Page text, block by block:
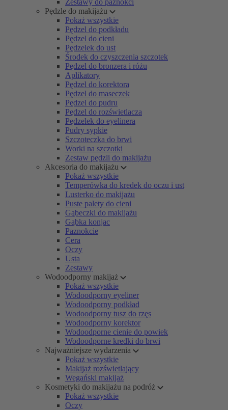
Zestawy do paznokci
Pędzle do makijażu
Pokaż wszystkie
Pędzel do podkładu
Pędzel do cieni
Pędzelek do ust
Środek do czyszczenia szczotek
Pędzel do bronzera i różu
Aplikatory
Pędzel do korektora
Pędzel do maseczek
Pędzel do pudru
Pędzel do rozświetlacza
Pędzelek do eyelinera
Pudry sypkie
Szczoteczka do brwi
Worki na szczotki
Zestaw pędzli do makijażu
Akcesoria do makijażu
Pokaż wszystkie
Temperówka do kredek do oczu i ust
Lusterko do makijażu
Puste palety do cieni
Gąbeczki do makijażu
Gąbka konjac
Paznokcie
Cera
Oczy
Usta
Zestawy
Wodoodporny makijaż
Pokaż wszystkie
Wodoodporny eyeliner
Wodoodporny podkład
Wodoodporny tusz do rzęs
Wodoodporny korektor
Wodoodporne cienie do powiek
Wodoodporne kredki do brwi
Najważniejsze wydarzenia
Pokaż wszystkie
Makijaż rozświetlający
Wegański makijaż
Kosmetyki do makijażu na podróż
Pokaż wszystkie
Oczy